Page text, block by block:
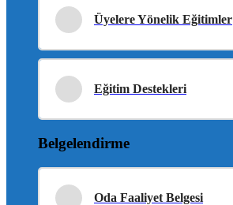
Üyelere Yönelik Eğitimler
Eğitim Destekleri
Belgelendirme
Oda Faaliyet Belgesi